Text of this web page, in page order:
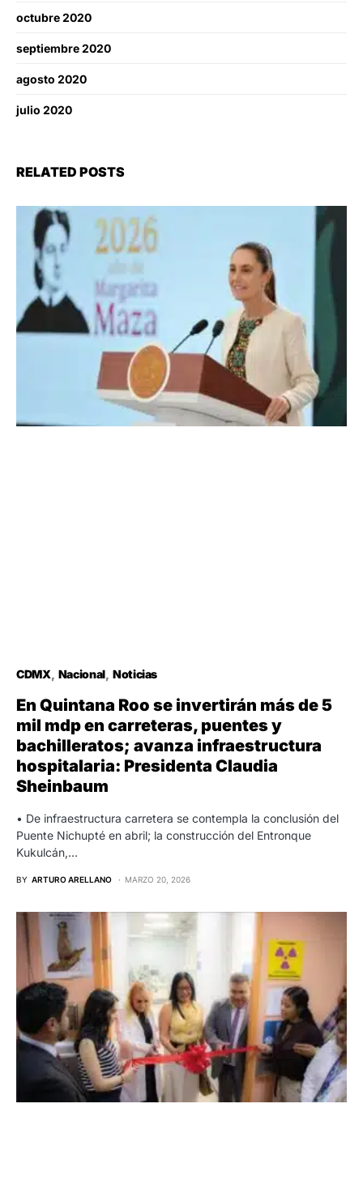
octubre 2020
septiembre 2020
agosto 2020
julio 2020
RELATED POSTS
CDMX Nacional Noticias
En Quintana Roo se invertirán más de 5
mil mdp en carreteras, puentes y
bachilleratos; avanza infraestructura
hospitalaria: Presidenta Claudia
Sheinbaum
•⁠ ⁠De infraestructura carretera se contempla la conclusión del
Puente Nichupté en abril; la construcción del Entronque
Kukulcán,…
BY ARTURO ARELLANO MARZO 20, 2026